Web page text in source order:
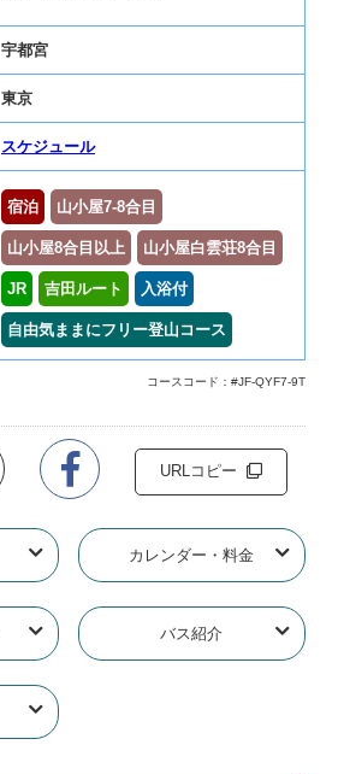
宇都宮
東京
スケジュール
宿泊 山小屋7-8合目
山小屋8合目以上 山小屋白雲荘8合目
JR 吉田ルート 入浴付
自由気ままにフリー登山コース
コースコード：#JF-QYF7-9T
URLコピー
カレンダー・料金
バス紹介